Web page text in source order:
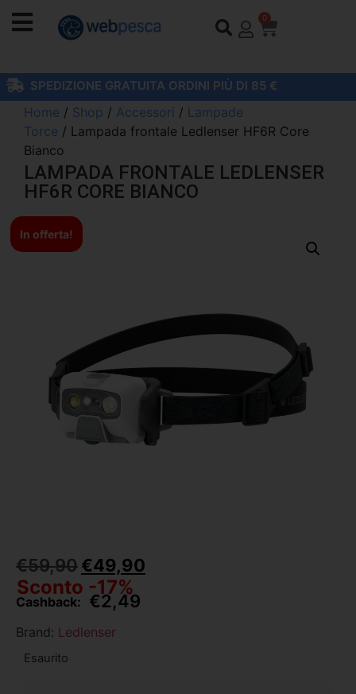
0
SPEDIZIONE GRATUITA ORDINI PIÙ DI 85 €
Home / Shop / Accessori / Lampade
Torce / Lampada frontale Ledlenser HF6R Core
Bianco
LAMPADA FRONTALE LEDLENSER
HF6R CORE BIANCO
In offerta!
€59,90€49,90
Sconto -17%
Cashback: €2,49
Brand: Ledlenser
Esaurito